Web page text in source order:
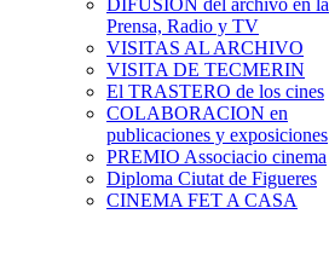
DIFUSION del archivo en la
Prensa, Radio y TV
VISITAS AL ARCHIVO
VISITA DE TECMERIN
El TRASTERO de los cines
COLABORACION en
publicaciones y exposiciones
PREMIO Associacio cinema
Diploma Ciutat de Figueres
CINEMA FET A CASA